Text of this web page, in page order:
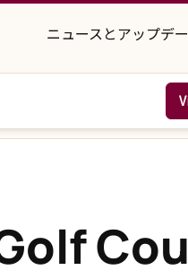
ニュースとアップデ